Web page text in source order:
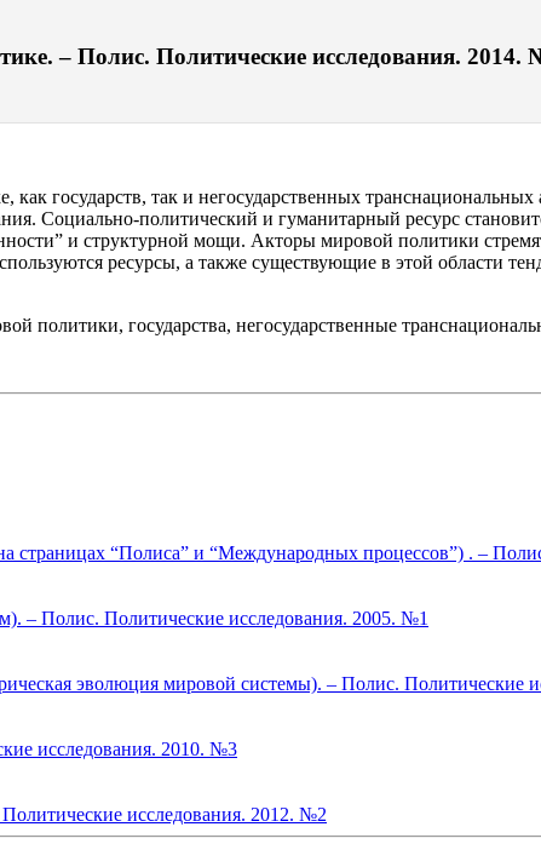
– Полис. Политические исследования. 2014.
государств, так и негосударственных
Социально-политический и гуманитарный ресурс
и структурной мощи. Акторы мировой политики
ресурсы, а также существующие в этой области
политики, государства, негосударственные
страницах “Полиса” и “Международных процессов”) . –
– Полис. Политические исследования. 2005. №1
эволюция мировой системы). – Полис. Политические
исследования. 2010. №3
исследования. 2012. №2